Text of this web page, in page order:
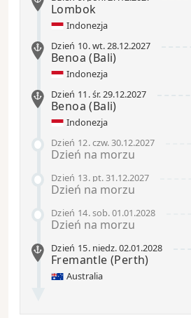
Lombok
Indonezja
Dzień 10.wt.28.12.2027
Benoa(Bali)
Indonezja
Dzień 11 .śr.29.12.2027
Benoa(Bali)
Indonezja
Dzień 12.czw.30.12.2027
Dzień na morzu
Dzień 13. pt.31.12.2027
Dzień na morzu
Dzień 14.sob.01.01.2028
Dzień na morzu
Dzień 15. niedz.02.01.2028
Fremantle(Perth)
Australia